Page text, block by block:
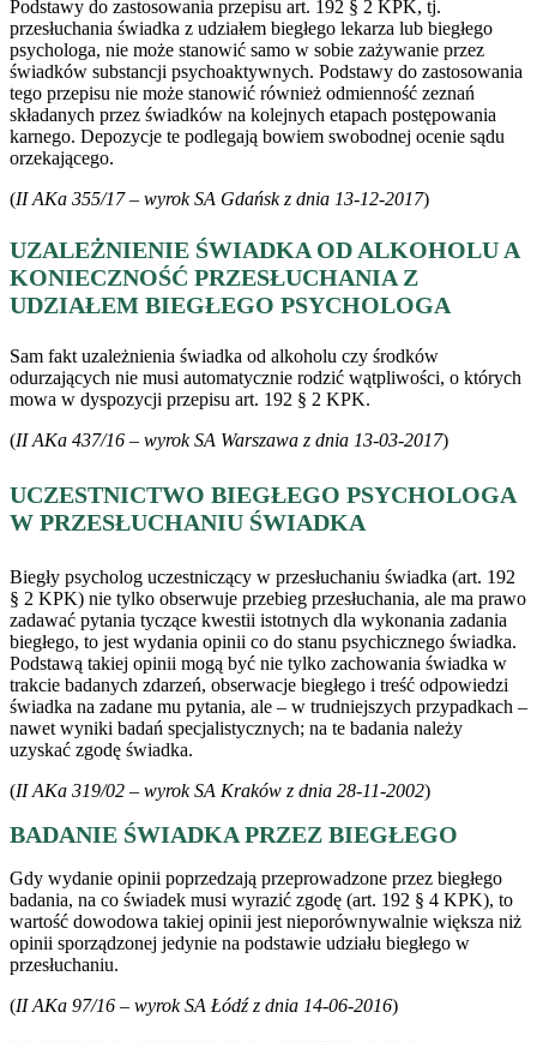
Podstawy do zastosowania przepisu art. 192 § 2 KPK, tj.
przesłuchania świadka z udziałem biegłego lekarza lub biegłego
psychologa, nie może stanowić samo w sobie zażywanie przez
świadków substancji psychoaktywnych. Podstawy do zastosowania
tego przepisu nie może stanowić również odmienność zeznań
składanych przez świadków na kolejnych etapach postępowania
karnego. Depozycje te podlegają bowiem swobodnej ocenie sądu
orzekającego.
(II AKa 355/17 – wyrok SA Gdańsk z dnia 13-12-2017)
UZALEŻNIENIE ŚWIADKA OD ALKOHOLU A
KONIECZNOŚĆ PRZESŁUCHANIA Z
UDZIAŁEM BIEGŁEGO PSYCHOLOGA
Sam fakt uzależnienia świadka od alkoholu czy środków
odurzających nie musi automatycznie rodzić wątpliwości, o których
mowa w dyspozycji przepisu art. 192 § 2 KPK.
(II AKa 437/16 – wyrok SA Warszawa z dnia 13-03-2017)
UCZESTNICTWO BIEGŁEGO PSYCHOLOGA
W PRZESŁUCHANIU ŚWIADKA
Biegły psycholog uczestniczący w przesłuchaniu świadka (art. 192
§ 2 KPK) nie tylko obserwuje przebieg przesłuchania, ale ma prawo
zadawać pytania tyczące kwestii istotnych dla wykonania zadania
biegłego, to jest wydania opinii co do stanu psychicznego świadka.
Podstawą takiej opinii mogą być nie tylko zachowania świadka w
trakcie badanych zdarzeń, obserwacje biegłego i treść odpowiedzi
świadka na zadane mu pytania, ale – w trudniejszych przypadkach –
nawet wyniki badań specjalistycznych; na te badania należy
uzyskać zgodę świadka.
(II AKa 319/02 – wyrok SA Kraków z dnia 28-11-2002)
BADANIE ŚWIADKA PRZEZ BIEGŁEGO
Gdy wydanie opinii poprzedzają przeprowadzone przez biegłego
badania, na co świadek musi wyrazić zgodę (art. 192 § 4 KPK), to
wartość dowodowa takiej opinii jest nieporównywalnie większa niż
opinii sporządzonej jedynie na podstawie udziału biegłego w
przesłuchaniu.
(II AKa 97/16 – wyrok SA Łódź z dnia 14-06-2016)